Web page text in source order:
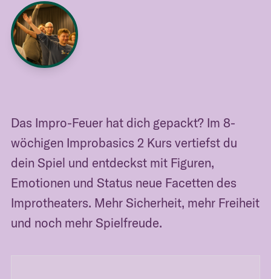
Das Impro-Feuer hat dich gepackt? Im 8-
wöchigen Improbasics 2 Kurs vertiefst du
dein Spiel und entdeckst mit Figuren,
Emotionen und Status neue Facetten des
Improtheaters. Mehr Sicherheit, mehr Freiheit
und noch mehr Spielfreude.